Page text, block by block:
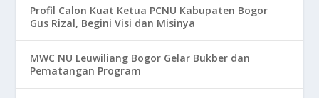
Profil Calon Kuat Ketua PCNU Kabupaten Bogor
Gus Rizal, Begini Visi dan Misinya
MWC NU Leuwiliang Bogor Gelar Bukber dan
Pematangan Program